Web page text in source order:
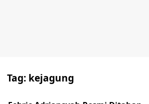
Tag: kejagung